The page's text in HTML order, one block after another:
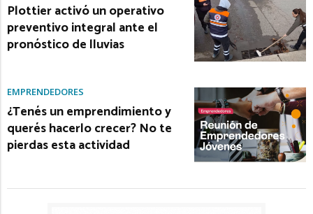
Plottier activó un operativo
preventivo integral ante el
pronóstico de lluvias
EMPRENDEDORES
¿Tenés un emprendimiento y
querés hacerlo crecer? No te
pierdas esta actividad